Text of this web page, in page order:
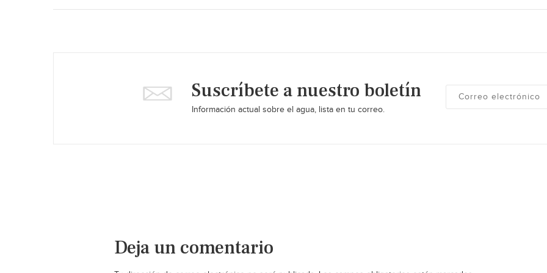
Suscríbete a nuestro boletín
Información actual sobre el agua, lista en tu correo.
Deja un comentario